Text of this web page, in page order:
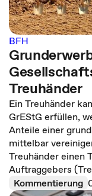
BFH
Treuhänder
Ein Treuhänder
GrEStG erfüllen,
Anteile einer
mittelbar
Treuhänder einen
Auftraggebers
Kommentierung